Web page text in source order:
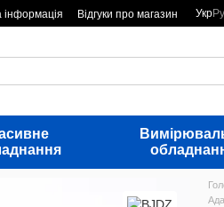
інформація Відгуки про магазин Укр